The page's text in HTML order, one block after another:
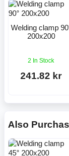
Welding clamp
200x200
2 In Stock
241.82 kr
Also